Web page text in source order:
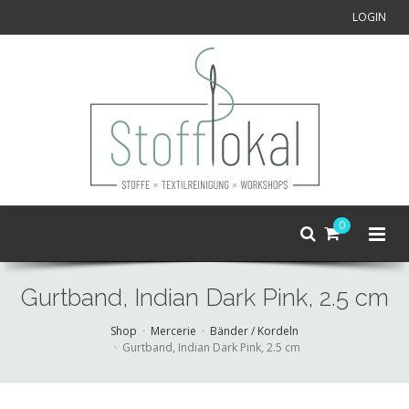
LOGIN
0
Gurtband, Indian Dark Pink, 2.5 cm
Shop Mercerie
Bänder / Kordeln
Gurtband, Indian Dark Pink, 2.5 cm